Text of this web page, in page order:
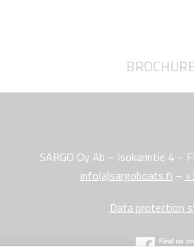
SARGO Oy Ab – Isokarintie 4 –
info(a)sargoboats.fi –
Data protection